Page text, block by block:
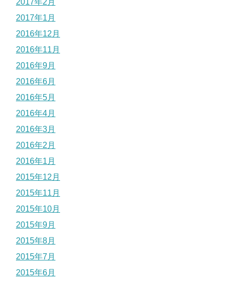
2017年2月
2017年1月
2016年12月
2016年11月
2016年9月
2016年6月
2016年5月
2016年4月
2016年3月
2016年2月
2016年1月
2015年12月
2015年11月
2015年10月
2015年9月
2015年8月
2015年7月
2015年6月